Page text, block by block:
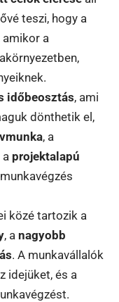
teszi, hogy a
a
időbeosztás, ami
dönthetik el,
, a
projektalapú
közé tartozik a
, a nagyobb
. A munkavállalók
idejüket, és a